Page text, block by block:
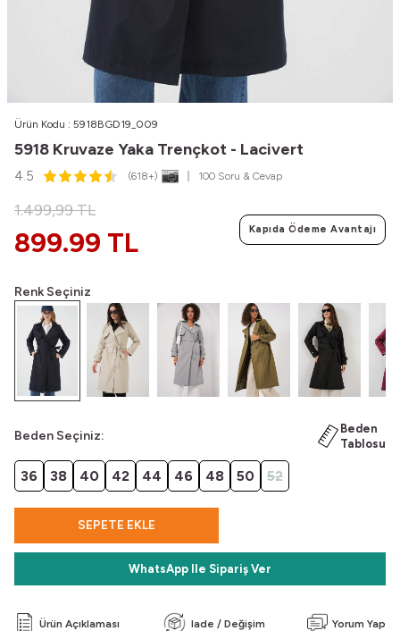
Ürün Kodu : 5918BGD19_009
5918 Kruvaze Yaka Trençkot - Lacivert
4.5 (618+) 100 Soru & Cevap
1.499,99TL
899.99 TL Kapıda Ödeme Avantajı
Renk Seçiniz
Beden Seçiniz:
Beden
Tablosu
36 38 40 42 44 46 48 50 52
SEPETE EKLE
WhatsApp Ile Sipariş Ver
Ürün Açıklaması Iade / Değişim Yorum Yap